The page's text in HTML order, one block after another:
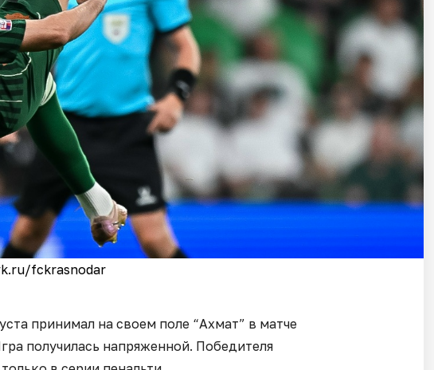
fckrasnodar
принимал на своем поле “Ахмат” в матче
получилась напряженной. Победителя